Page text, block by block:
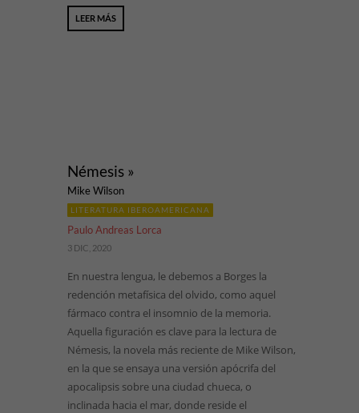
LEER MÁS
Némesis »
Mike Wilson
LITERATURA IBEROAMERICANA
Paulo Andreas Lorca
3 DIC, 2020
En nuestra lengua, le debemos a Borges la
redención metafísica del olvido, como aquel
fármaco contra el insomnio de la memoria.
Aquella figuración es clave para la lectura de
Némesis, la novela más reciente de Mike Wilson,
en la que se ensaya una versión apócrifa del
apocalipsis sobre una ciudad chueca, o
inclinada hacia el mar, donde reside el